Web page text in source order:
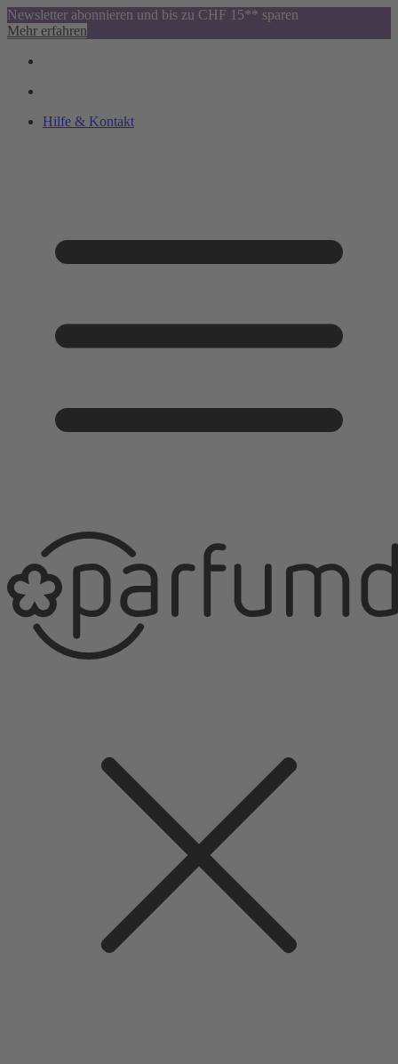
Newsletter abonnieren und bis zu CHF 15** sparen
Mehr erfahren
Hilfe & Kontakt